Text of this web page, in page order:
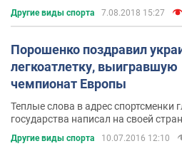
Другие виды спорта 7.08.2018 15:27
Порошенко поздравил
легкоатлетку, выигравшую
чемпионат Европы
Теплые слова в адрес спортсменки
государства написал на своей
Другие виды спорта 10.07.2016 12:10